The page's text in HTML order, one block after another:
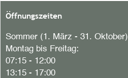
Öffnungszeiten
Sommer (1. März - 31. Oktober)
Montag bis Freitag:
07:15 - 12:00
13:15 - 17:00